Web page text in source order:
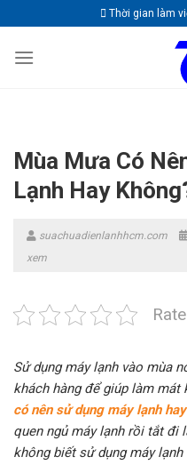
to
content
Thời gian làm
Mùa Mưa Có
Lạnh Hay
suachuadienlanhhcm.com
xem
Sử dụng máy lạnh vào mùa
khách hàng để giúp làm mát
có nên sử dụng máy lạnh
quen ngủ máy lạnh rồi tắt đi
không biết sử dụng máy